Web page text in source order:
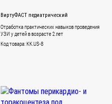
ВиртуФАСТ педиатрический
Отработка практических навыков проведения
УЗИ у детей в возрасте 2 лет
Код товара: KK.US-8